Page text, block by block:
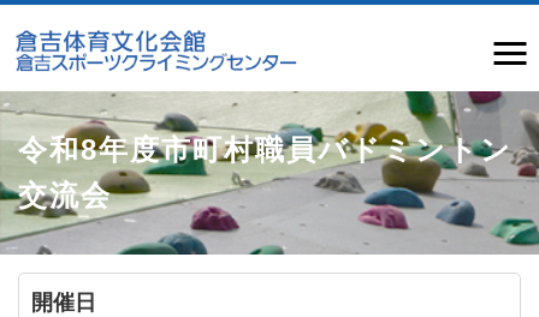
令和8年度市町村職員バドミントン
交流会
開催日